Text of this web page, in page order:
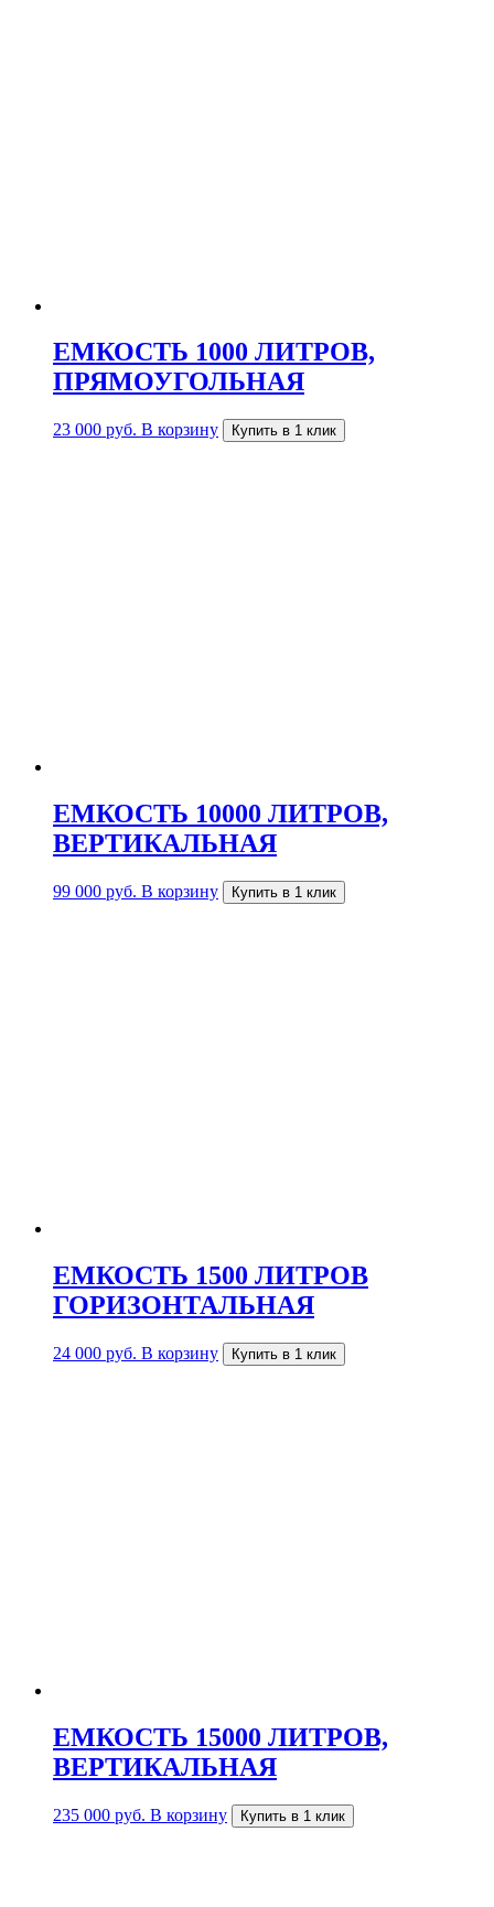
ЕМКОСТЬ 1000 ЛИТРОВ,
ПРЯМОУГОЛЬНАЯ
23 000 руб. В корзину Купить в 1 клик
ЕМКОСТЬ 10000 ЛИТРОВ,
ВЕРТИКАЛЬНАЯ
99 000 руб. В корзину Купить в 1 клик
ЕМКОСТЬ 1500 ЛИТРОВ
ГОРИЗОНТАЛЬНАЯ
24 000 руб. В корзину Купить в 1 клик
ЕМКОСТЬ 15000 ЛИТРОВ,
ВЕРТИКАЛЬНАЯ
235 000 руб. В корзину Купить в 1 клик